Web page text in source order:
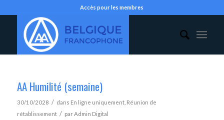
Accès pour les membres
AA Humilité (semaine)
30/10/2028 / dans En ligne uniquement, Réunion de
rétablissement / parAdmin Digital